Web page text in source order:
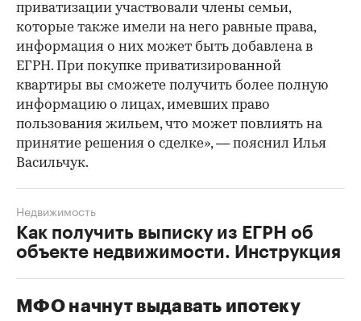
приватизации участвовали члены семьи,
которые также имели на него равные права,
информация о них может быть добавлена в
ЕГРН. При покупке приватизированной
квартиры вы сможете получить более полную
информацию о лицах, имевших право
пользования жильем, что может повлиять на
принятие решения о сделке», — пояснил Илья
Васильчук.
Как получить выписку из ЕГРН об
объекте недвижимости. Инструкция
Недвижимость
МФО начнут выдавать ипотеку